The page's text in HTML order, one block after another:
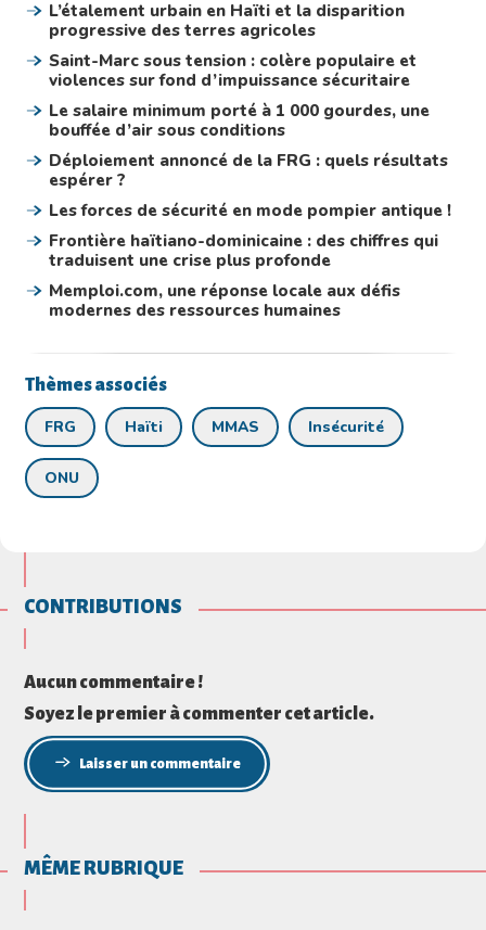
L’étalement urbain en Haïti et la disparition
progressive des terres agricoles
Saint-Marc sous tension : colère populaire et
violences sur fond d’impuissance sécuritaire
Le salaire minimum porté à 1 000 gourdes, une
bouffée d’air sous conditions
Déploiement annoncé de la FRG : quels résultats
espérer ?
Les forces de sécurité en mode pompier antique !
Frontière haïtiano-dominicaine : des chiffres qui
traduisent une crise plus profonde
Memploi.com, une réponse locale aux défis
modernes des ressources humaines
Thèmes associés
FRG Haïti MMAS Insécurité
ONU
CONTRIBUTIONS
Aucun commentaire !
Soyez le premier à commenter cet article.
Laisser un commentaire
MÊME RUBRIQUE